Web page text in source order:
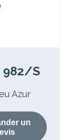
982/S
Azur
un